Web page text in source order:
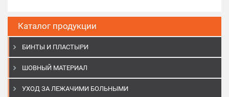
Каталог продукции
БИНТЫ И ПЛАСТЫРИ
ШОВНЫЙ МАТЕРИАЛ
УХОД ЗА ЛЕЖАЧИМИ БОЛЬНЫМИ